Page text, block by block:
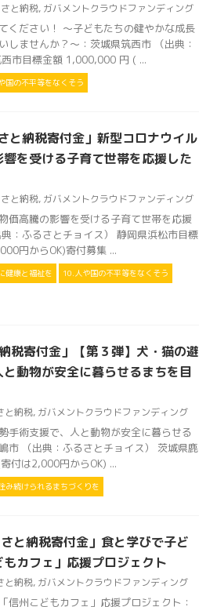
と納税, ガバメントクラウドファンディング
ください！ ～子どもたちの健やかな成長
しませんか？～：茨城県筑西市 （出典：
市目標金額 1,000,000 円 ( ...
国の不平等をなくそう
と納税寄付金」新型コロナウイル
を受ける子育て世帯を応援した
と納税, ガバメントクラウドファンディング
価高騰の影響を受ける子育て世帯を応援
：ふるさとチョイス） 静岡県浜松市目標
円からOK)寄付募集 ...
健康と福祉を 10.人や国の不平等をなくそう
税寄付金」【第３弾】犬・猫の避
動物が安全に暮らせるまちを目
と納税, ガバメントクラウドファンディング
手術支援で、人と動物が安全に暮らせる
市 （出典：ふるさとチョイス） 茨城県鹿
付は2,000円からOK) ...
み続けられるまちづくりを
と納税寄付金」食と学びで子ど
カフェ」応援プロジェクト
と納税, ガバメントクラウドファンディング
信州こどもカフェ」応援プロジェクト：